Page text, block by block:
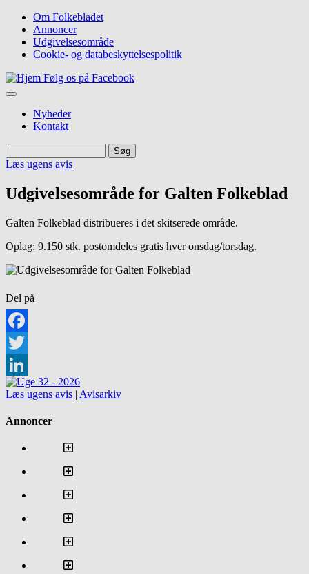
hovedindhold
Top
navigation
Om Folkebladet
Annoncer
Udgivelsesområde
Cookie- og databeskyttelsespolitik
Følg os på Facebook
Nyheder
Kontakt
Søg
Læs ugens avis
Udgivelsesområde for Galten Folkeblad
Galten Folkeblad distribueres i det skitserede område.
Oplag: 9.150 stk. postomdeles gratis hver onsdag/torsdag.
Del på
Facebook
Twitter
LinkedIn
Læs ugens avis | Avisarkiv
Annoncer